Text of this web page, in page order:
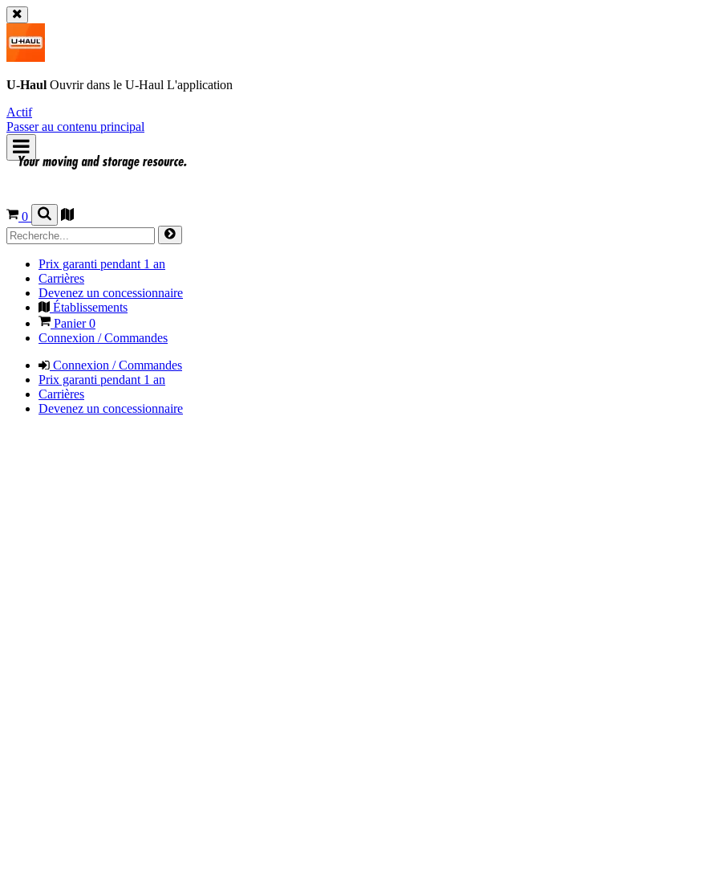
U-Haul Ouvrir dans le U-Haul L'application
Actif
Passer au contenu principal
0
Prix garanti pendant 1 an
Carrières
Devenez un concessionnaire
Établissements
Panier0
Connexion / Commandes
Connexion / Commandes
Prix garanti pendant 1 an
Carrières
Devenez un concessionnaire